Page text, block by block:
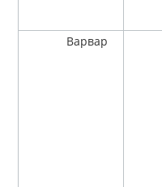
Варвар